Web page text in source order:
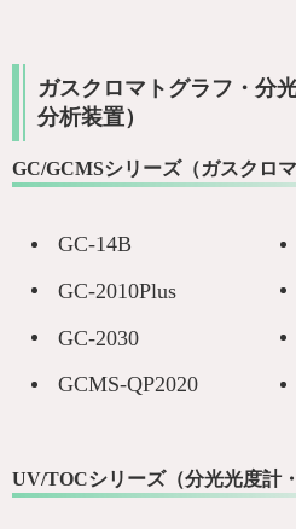
ガスクロマトグラフ・分
分析装置）
GC/GCMSシリーズ（ガスクロ
GC-14B
GC-2010Plus
GC-2030
GCMS-QP2020
UV/TOCシリーズ（分光光度計